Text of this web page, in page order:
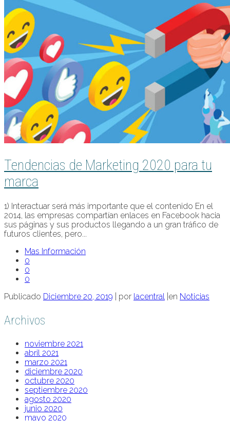
Tendencias de Marketing 2020 para tu
marca
1) Interactuar será más importante que el contenido En el
2014, las empresas compartían enlaces en Facebook hacia
sus páginas y sus productos llegando a un gran tráfico de
futuros clientes, pero...
Mas Información
0
0
0
Publicado Diciembre 20, 2019 por lacentral en Noticias
Archivos
noviembre 2021
abril 2021
marzo 2021
diciembre 2020
octubre 2020
septiembre 2020
agosto 2020
junio 2020
mayo 2020